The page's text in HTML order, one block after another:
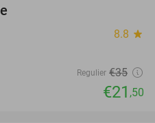
8.8 star
Regulier €35
€21 ,50